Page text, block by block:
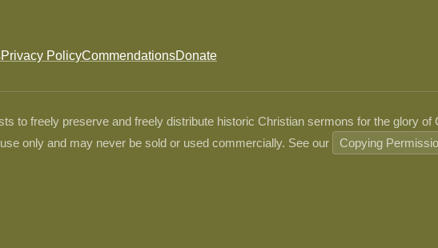
Privacy PolicyCommendationsDonate
to freely preserve and freely distribute historic Christian sermons for the glory
only and may never be sold or used commercially. See our
Copying